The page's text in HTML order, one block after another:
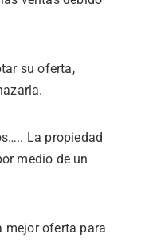
su oferta,
La propiedad
medio de un
mejor oferta para